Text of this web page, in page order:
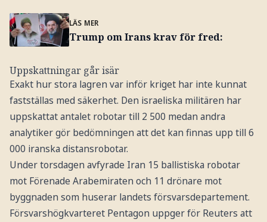
LÄS MER
Trump om Irans krav för fred:
Uppskattningar går isär
Exakt hur stora lagren var inför kriget har inte kunnat
fastställas med säkerhet. Den israeliska militären har
uppskattat antalet robotar till 2 500 medan andra
analytiker gör bedömningen att det kan finnas upp till 6
000 iranska distansrobotar.
Under torsdagen avfyrade Iran 15 ballistiska robotar
mot Förenade Arabemiraten och 11 drönare mot
byggnaden som huserar landets försvarsdepartement.
Försvarshögkvarteret Pentagon uppger för Reuters att